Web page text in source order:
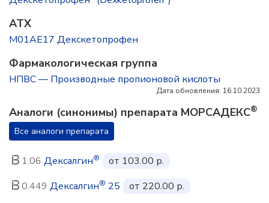
ATX
M01AE17 Декскетопрофен
Фармакологическая группа
НПВС — Производные пропионовой кислоты
Дата обновления: 16.10.2023
Аналоги (синонимы) препарата МОРСАДЕКС®
Все аналоги препарата
1.06 Дексалгин®
от 103.00 р.
0.449 Дексалгин® 25
от 220.00 р.